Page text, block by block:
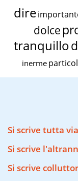
dire
dolce
tranquillo
inerme
Si scrive tutta
Si scrive
Si scrive